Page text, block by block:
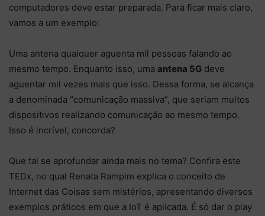
computadores deve estar preparada. Para ficar mais claro,
vamos a um exemplo:
Uma antena qualquer aguenta mil pessoas falando ao
mesmo tempo. Enquanto isso, uma antena 5G deve
aguentar mil vezes mais que isso. Dessa forma, se alcança
a denominada “comunicação massiva”, que seriam muitos
dispositivos realizando comunicação ao mesmo tempo.
Isso é incrível, concorda?
Que tal se aprofundar ainda mais no tema? Confira este
TEDx, no qual Renata Rampim explica o conceito de
Internet das Coisas sem mistérios, apresentando diversos
exemplos práticos em que a IoT é aplicada. É só dar o play